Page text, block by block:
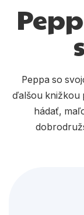
Počítače
Poézia
Populárno
Predškoláci
Výchova a
Young adult
Zdravie a
Všetky
Peppa so
ďalšou knižkou
hádať,